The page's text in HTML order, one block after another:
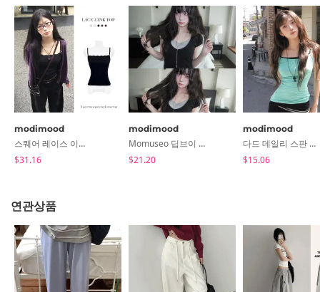
modimood
스퀘어 레이스 이너 탑 - 5color
$31.16
modimood
Momuseo 딥브이 퍼프 반팔티셔츠 - 5color
$21.20
modimood
다드 데일리 스판 끈 롱 나시 - 10 Color
$15.06
연관상품